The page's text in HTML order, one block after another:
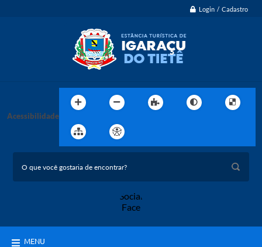
Login / Cadastro
Acessibilidade
MENU